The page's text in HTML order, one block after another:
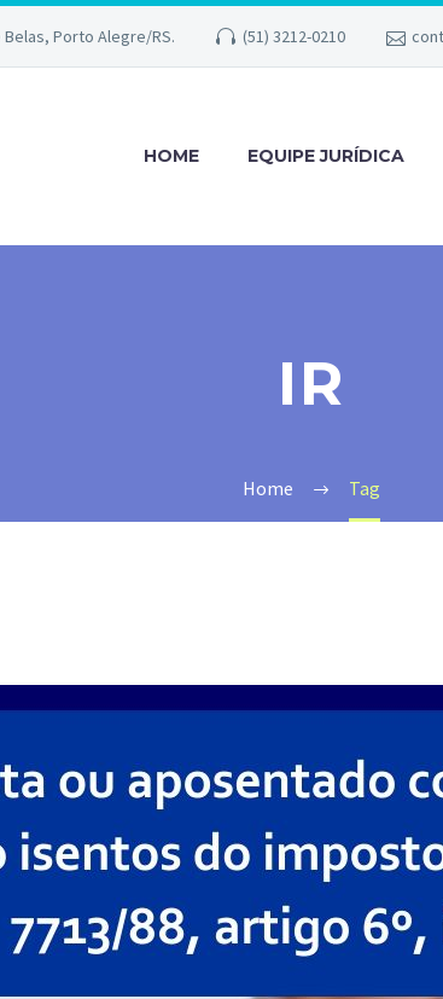
Belas, Porto Alegre/RS. (51) 3212-0210
HOME EQUIPE JURÍDICA
IR
Home Tag